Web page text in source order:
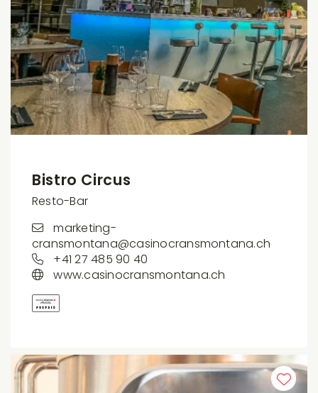
Bistro Circus
Resto-Bar
marketing-
cransmontana@casinocransmontana.ch
+41 27 485 90 40
www.casinocransmontana.ch